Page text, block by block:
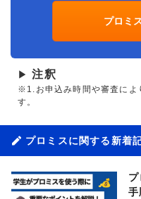
プロミ
▶ 注釈
※1.お申込み時間や審査によ
す。
プロミスに関する新着
手